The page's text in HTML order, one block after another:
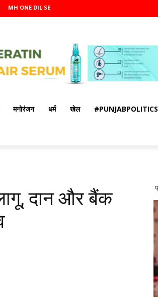
MH ONE DIL SE
मनोरंजन धर्म खेल #PUNJABPOLITICS
दान और बैंक